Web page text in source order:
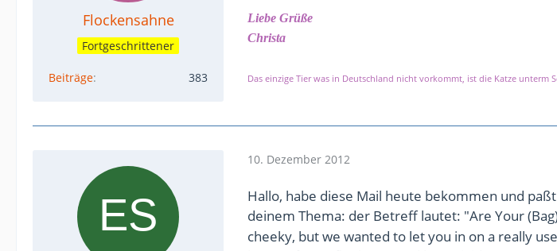
Flockensahne
Fortgeschrittener
Beiträge 383
Liebe Grüße
Christa
Das einzige Tier was in Deutschland nicht vorkommt, ist die Katze unterm
10. Dezember 2012
Hallo, habe diese Mail heute bekommen und
deinem Thema: der Betreff lautet: "Are Your
cheeky, but we wanted to let you in on a really